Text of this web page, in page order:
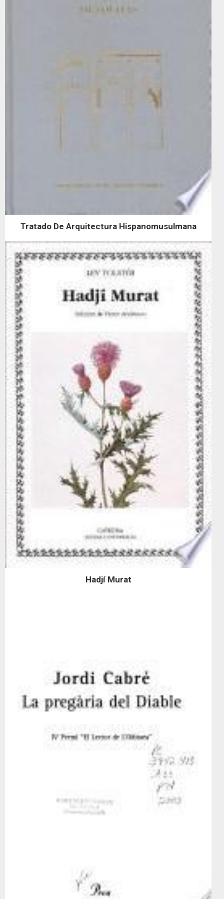
Tratado De Arquitectura Hispanomusulmana
Hadjí Murat